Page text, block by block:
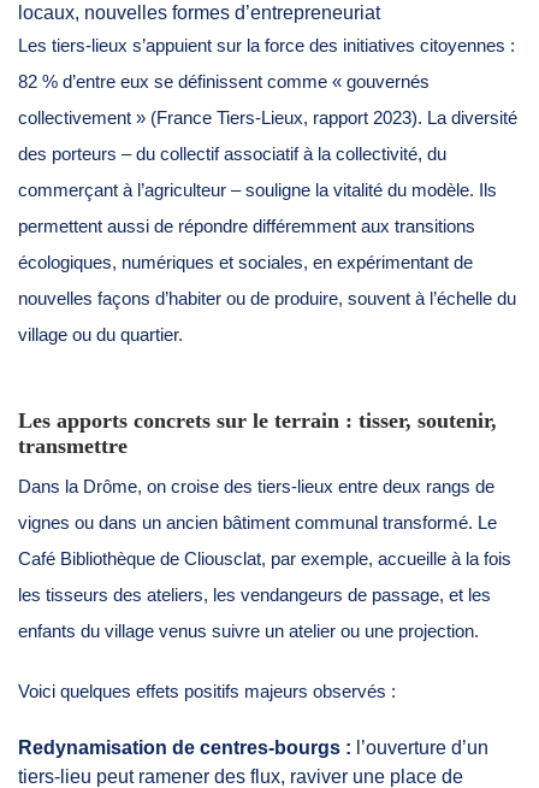
locaux, nouvelles formes d’entrepreneuriat
Les tiers-lieux s’appuient sur la force des initiatives citoyennes :
82 % d’entre eux se définissent comme « gouvernés
collectivement » (France Tiers-Lieux, rapport 2023). La diversité
des porteurs – du collectif associatif à la collectivité, du
commerçant à l’agriculteur – souligne la vitalité du modèle. Ils
permettent aussi de répondre différemment aux transitions
écologiques, numériques et sociales, en expérimentant de
nouvelles façons d’habiter ou de produire, souvent à l’échelle du
village ou du quartier.
Les apports concrets sur le terrain : tisser, soutenir,
transmettre
Dans la Drôme, on croise des tiers-lieux entre deux rangs de
vignes ou dans un ancien bâtiment communal transformé. Le
Café Bibliothèque de Cliousclat, par exemple, accueille à la fois
les tisseurs des ateliers, les vendangeurs de passage, et les
enfants du village venus suivre un atelier ou une projection.
Voici quelques effets positifs majeurs observés :
Redynamisation de centres-bourgs : l’ouverture d’un
tiers-lieu peut ramener des flux, raviver une place de